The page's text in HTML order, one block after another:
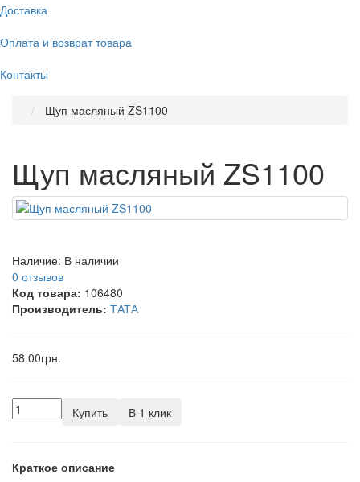
Доставка
Оплата и возврат товара
Контакты
Щуп масляный ZS1100
Щуп масляный ZS1100
Наличие: В наличии
0 отзывов
Код товара: 106480
Производитель: ТАТА
58.00грн.
Купить В 1 клик
Краткое описание